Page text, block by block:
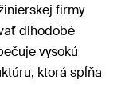
firmy
dlhodobé
vysokú
ktorá spĺňa